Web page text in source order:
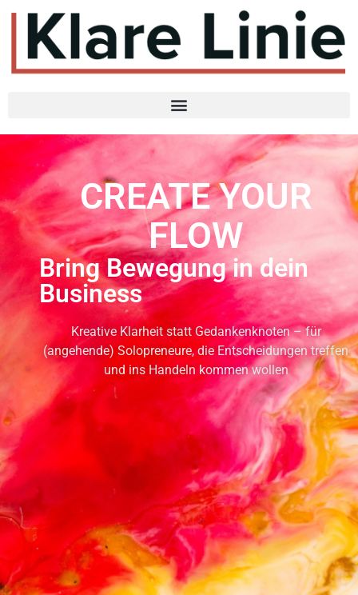
CREATE YOUR
FLOW
Bring Bewegung in dein
Business
Kreative Klarheit statt Gedankenknoten – für
(angehende) Solopreneure, die Entscheidungen treffen
und ins Handeln kommen wollen